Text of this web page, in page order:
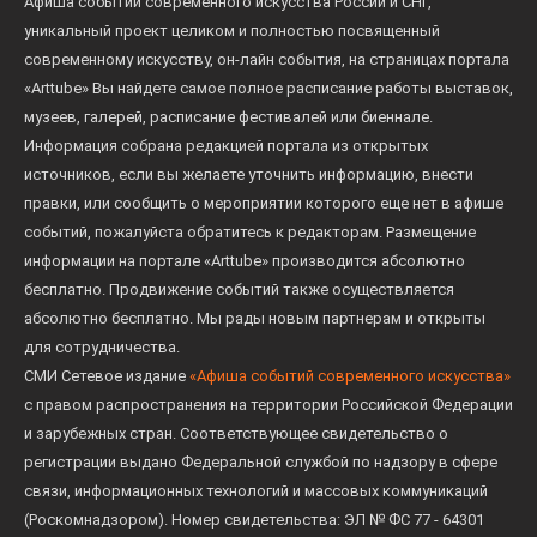
демонстрации фильма «Снегурочка» —
выдающегося произведения немого кино 1914
года работы легендарного мастера кукольной
анимации Владислава Старевича. Здесь же
прозвучат музыкальные фрагменты из оперы
«Снегурочка». Живой декорацией васнецовского
Берендеева царства может служить сама усадьба
Абрамцево, архитектурные образы которой
закономерно перекликаются с театральными
эскизами Васнецова и общей сценографией
пространства выставки.
Художники: Виктор Васнецов, Сергей Малютин,
Михаил Врубель, Илья Остроухов, Евгений
Гриневич.
уникальный проект целиком и полностью посвященный
современному искусству, он-лайн события, на страницах портала
«Arttube» Вы найдете самое полное расписание работы выставок,
музеев, галерей, расписание фестивалей или биеннале.
Информация собрана редакцией портала из открытых
источников, если вы желаете уточнить информацию, внести
правки, или сообщить о мероприятии которого еще нет в афише
событий, пожалуйста обратитесь к редакторам. Размещение
информации на портале «Arttube» производится абсолютно
бесплатно. Продвижение событий также осуществляется
абсолютно бесплатно. Мы рады новым партнерам и открыты
для сотрудничества.
СМИ Сетевое издание «Афиша событий современного искусства»
с правом распространения на территории Российской Федерации
и зарубежных стран. Соответствующее свидетельство о
регистрации выдано Федеральной службой по надзору в сфере
связи, информационных технологий и массовых коммуникаций
(Роскомнадзором). Номер свидетельства: ЭЛ № ФС 77 - 64301